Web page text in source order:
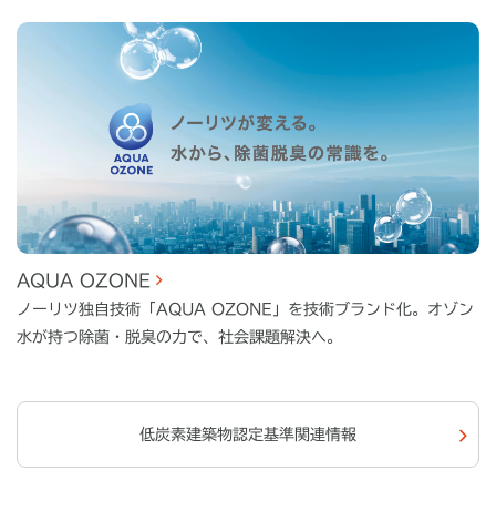
AQUA OZONE
ノーリツ独自技術「AQUA OZONE」を技術ブランド化。オゾン
水が持つ除菌・脱臭の力で、社会課題解決へ。
低炭素建築物認定基準関連情報